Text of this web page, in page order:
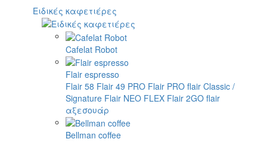
Ειδικές καφετιέρες
Cafelat Robot
Flair espresso
Flair 58 Flair 49 PRO Flair PRO flair Classic /
Signature Flair NEO FLEX Flair 2GO flair
αξεσουάρ
Bellman coffee